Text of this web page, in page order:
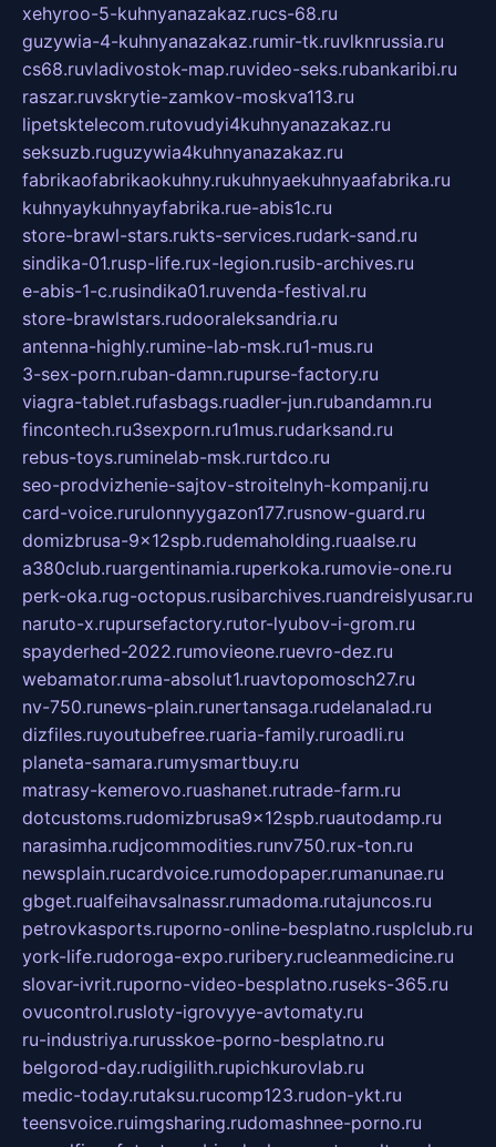
xehyroo-5-kuhnyanazakaz.rucs-68.ru
guzywia-4-kuhnyanazakaz.rumir-tk.ruvlknrussia.ru
cs68.ruvladivostok-map.ruvideo-seks.rubankaribi.ru
raszar.ruvskrytie-zamkov-moskva113.ru
lipetsktelecom.rutovudyi4kuhnyanazakaz.ru
seksuzb.ruguzywia4kuhnyanazakaz.ru
fabrikaofabrikaokuhny.rukuhnyaekuhnyaafabrika.ru
kuhnyaykuhnyayfabrika.rue-abis1c.ru
store-brawl-stars.rukts-services.rudark-sand.ru
sindika-01.rusp-life.rux-legion.rusib-archives.ru
e-abis-1-c.rusindika01.ruvenda-festival.ru
store-brawlstars.rudooraleksandria.ru
antenna-highly.rumine-lab-msk.ru1-mus.ru
3-sex-porn.ruban-damn.rupurse-factory.ru
viagra-tablet.rufasbags.ruadler-jun.rubandamn.ru
fincontech.ru3sexporn.ru1mus.rudarksand.ru
rebus-toys.ruminelab-msk.rurtdco.ru
seo-prodvizhenie-sajtov-stroitelnyh-kompanij.ru
card-voice.rurulonnyygazon177.rusnow-guard.ru
domizbrusa-9x12spb.rudemaholding.ruaalse.ru
a380club.ruargentinamia.ruperkoka.rumovie-one.ru
perk-oka.rug-octopus.rusibarchives.ruandreislyusar.ru
naruto-x.rupursefactory.rutor-lyubov-i-grom.ru
spayderhed-2022.rumovieone.ruevro-dez.ru
webamator.ruma-absolut1.ruavtopomosch27.ru
nv-750.runews-plain.runertansaga.rudelanalad.ru
dizfiles.ruyoutubefree.ruaria-family.ruroadli.ru
planeta-samara.rumysmartbuy.ru
matrasy-kemerovo.ruashanet.rutrade-farm.ru
dotcustoms.rudomizbrusa9x12spb.ruautodamp.ru
narasimha.rudjcommodities.runv750.rux-ton.ru
newsplain.rucardvoice.rumodopaper.rumanunae.ru
gbget.rualfeihavsalnassr.rumadoma.rutajuncos.ru
petrovkasports.ruporno-online-besplatno.rusplclub.ru
york-life.rudoroga-expo.ruribery.rucleanmedicine.ru
slovar-ivrit.ruporno-video-besplatno.ruseks-365.ru
ovucontrol.rusloty-igrovyye-avtomaty.ru
ru-industriya.rurusskoe-porno-besplatno.ru
belgorod-day.rudigilith.rupichkurovlab.ru
medic-today.rutaksu.rucomp123.rudon-ykt.ru
teensvoice.ruimgsharing.rudomashnee-porno.ru